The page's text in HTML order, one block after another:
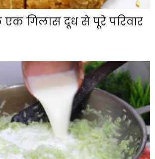
एक गिलास दूध से पूरे परिवार